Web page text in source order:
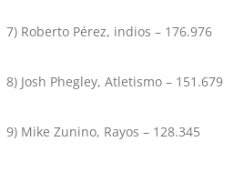
7) Roberto Pérez, indios – 176.976
8) Josh Phegley, Atletismo – 151.679
9) Mike Zunino, Rayos – 128.345